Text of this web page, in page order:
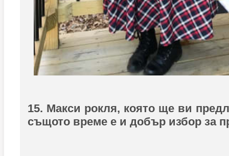
15. Макси рокля, която ще ви
същото време е и добър избор за